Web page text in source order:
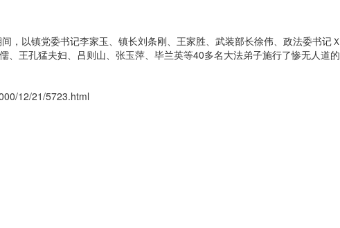
，以镇党委书记李家玉、镇长刘条刚、王家胜、武装部长徐伟、政法委书记Ｘ
、王孔猛夫妇、吕则山、张玉萍、毕兰英等40多名大法弟子施行了惨无人道的
12/21/5723.html